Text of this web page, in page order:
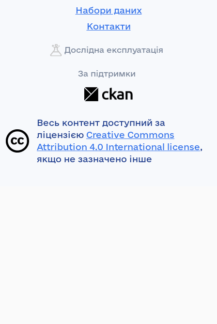
Набори даних
Контакти
Дослідна експлуатація
За підтримки
Весь контент доступний за
ліцензією Creative Commons
Attribution 4.0 International license,
якщо не зазначено інше